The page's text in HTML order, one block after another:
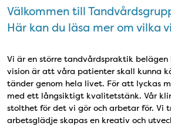
Välkommen till
Här kan du läsa mer om vilka
Vi är en större tandvårdspraktik
vision är att våra patienter skall kunna
tänder genom hela livet. För att lyckas
med ett långsiktigt kvalitetstänk. Vår
stolthet för det vi gör och arbetar för. Vi
arbetsglädje skapas en kreativ och